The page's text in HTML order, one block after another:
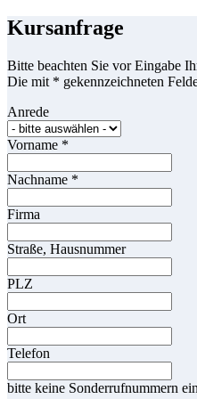
Kursanfrage
Bitte beachten Sie vor Eingabe
Die mit * gekennzeichneten
Anrede
Vorname *
Nachname *
Firma
Straße, Hausnummer
PLZ
Ort
Telefon
bitte keine Sonderrufnummern